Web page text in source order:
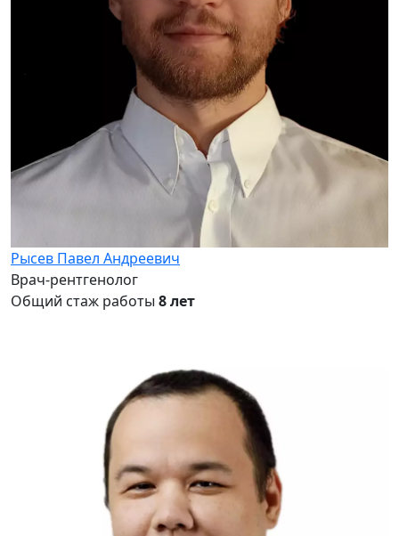
Рысев Павел Андреевич
Врач-рентгенолог
Общий стаж работы 8 лет